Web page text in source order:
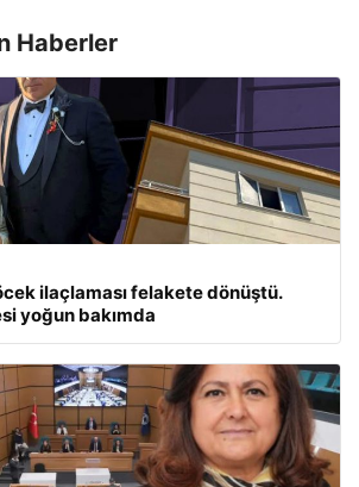
Haberler
ilaçlaması felakete dönüştü.
yoğun bakımda